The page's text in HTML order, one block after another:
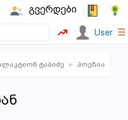
გვერდები
User ☰
ტაბიძე ▸ პოეზია